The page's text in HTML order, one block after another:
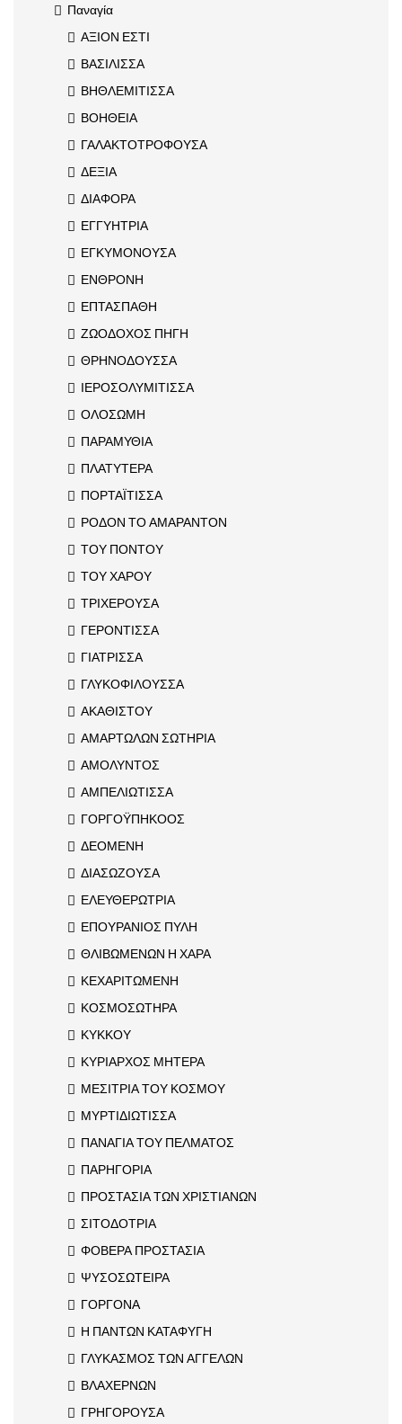
Παναγία
ΑΞΙΟΝ ΕΣΤΙ
ΒΑΣΙΛΙΣΣΑ
ΒΗΘΛΕΜΙΤΙΣΣΑ
ΒΟΗΘΕΙΑ
ΓΑΛΑΚΤΟΤΡΟΦΟΥΣΑ
ΔΕΞΙΑ
ΔΙΑΦΟΡΑ
ΕΓΓΥΗΤΡΙΑ
ΕΓΚΥΜΟΝΟΥΣΑ
ΕΝΘΡΟΝΗ
ΕΠΤΑΣΠΑΘΗ
ΖΩΟΔΟΧΟΣ ΠΗΓΗ
ΘΡΗΝΟΔΟΥΣΣΑ
ΙΕΡΟΣΟΛΥΜΙΤΙΣΣΑ
ΟΛΟΣΩΜΗ
ΠΑΡΑΜΥΘΙΑ
ΠΛΑΤΥΤΕΡΑ
ΠΟΡΤΑΪΤΙΣΣΑ
ΡΟΔΟΝ ΤΟ ΑΜΑΡΑΝΤΟΝ
ΤΟΥ ΠΟΝΤΟΥ
ΤΟΥ ΧΑΡΟΥ
ΤΡΙΧΕΡΟΥΣΑ
ΓΕΡΟΝΤΙΣΣΑ
ΓΙΑΤΡΙΣΣΑ
ΓΛΥΚΟΦΙΛΟΥΣΣΑ
ΑΚΑΘΙΣΤΟΥ
ΑΜΑΡΤΩΛΩΝ ΣΩΤΗΡΙΑ
ΑΜΟΛΥΝΤΟΣ
ΑΜΠΕΛΙΩΤΙΣΣΑ
ΓΟΡΓΟΫΠΗΚΟΟΣ
ΔΕΟΜΕΝΗ
ΔΙΑΣΩΖΟΥΣΑ
ΕΛΕΥΘΕΡΩΤΡΙΑ
ΕΠΟΥΡΑΝΙΟΣ ΠΥΛΗ
ΘΛΙΒΩΜΕΝΩΝ Η ΧΑΡΑ
ΚΕΧΑΡΙΤΩΜΕΝΗ
ΚΟΣΜΟΣΩΤΗΡΑ
ΚΥΚΚΟΥ
ΚΥΡΙΑΡΧΟΣ ΜΗΤΕΡΑ
ΜΕΣΙΤΡΙΑ ΤΟΥ ΚΟΣΜΟΥ
ΜΥΡΤΙΔΙΩΤΙΣΣΑ
ΠΑΝΑΓΙΑ ΤΟΥ ΠΕΛΜΑΤΟΣ
ΠΑΡΗΓΟΡΙΑ
ΠΡΟΣΤΑΣΙΑ ΤΩΝ ΧΡΙΣΤΙΑΝΩΝ
ΣΙΤΟΔΟΤΡΙΑ
ΦΟΒΕΡΑ ΠΡΟΣΤΑΣΙΑ
ΨΥΣΟΣΩΤΕΙΡΑ
ΓΟΡΓΟΝΑ
Η ΠΑΝΤΩΝ ΚΑΤΑΦΥΓΗ
ΓΛΥΚΑΣΜΟΣ ΤΩΝ ΑΓΓΕΛΩΝ
ΒΛΑΧΕΡΝΩΝ
ΓΡΗΓΟΡΟΥΣΑ